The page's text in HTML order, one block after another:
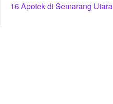
16 Apotek di Semarang Utara